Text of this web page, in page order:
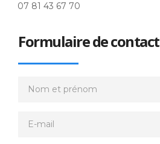
07 81 43 67 70
Formulaire de contact